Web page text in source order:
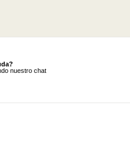
nuestro chat